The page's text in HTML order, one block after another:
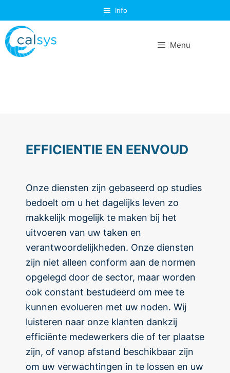
Info
Menu
EFFICIENTIE EN EENVOUD
Onze diensten zijn gebaseerd op studies
bedoelt om u het dagelijks leven zo
makkelijk mogelijk te maken bij het
uitvoeren van uw taken en
verantwoordelijkheden. Onze diensten
zijn niet alleen conform aan de normen
opgelegd door de sector, maar worden
ook constant bestudeerd om mee te
kunnen evolueren met uw noden. Wij
luisteren naar onze klanten dankzij
efficiënte medewerkers die of ter plaatse
zijn, of vanop afstand beschikbaar zijn
om uw verwachtingen in te lossen en uw